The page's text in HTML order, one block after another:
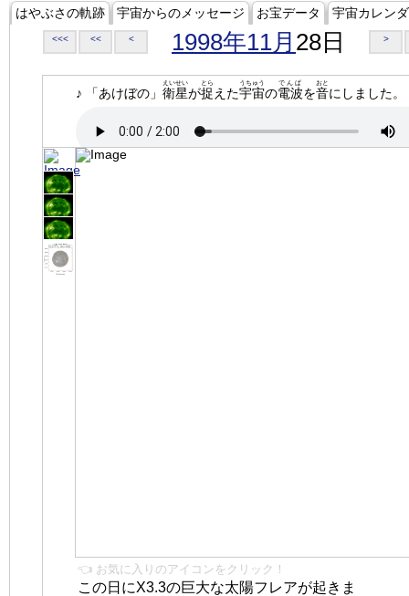
はやぶさの軌跡 宇宙からのメッセージ お宝データ 宇宙カレン
<<< << < 1998年11月 28日 >
♪ 「あけぼの」 衛星
えいせい
が捉
とら
えた宇宙
うちゅう
の電波
でんぱ
を音
おと
にしました。
👈 お気に入りのアイコンをクリック！
この日にX3.3の巨大な太陽フレアが起きま